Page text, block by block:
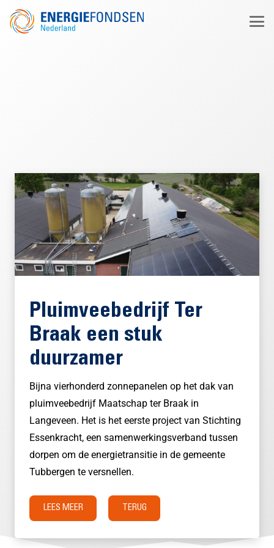
Pluimveebedrijf Ter
Braak een stuk
duurzamer
Bijna vierhonderd zonnepanelen op het dak van
pluimveebedrijf Maatschap ter Braak in
Langeveen. Het is het eerste project van Stichting
Essenkracht, een samenwerkingsverband tussen
dorpen om de energietransitie in de gemeente
Tubbergen te versnellen.
LEES MEER TERUG